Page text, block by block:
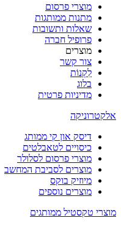
מוצרי פרסום
מתנות ממותגות
שאלות ותשובות
פרופיל חברה
מוצרים
צור קשר
לִקְנוֹת
בלוג
מדיניות פרטית
דיסק און קי ממותג
כיסויים לטאבלטים
מוצרי פרסום לסלולר
מוצרים לסביבת המחשב
מיוזיק בוקס
מוצרים נוספים
טקסטיל ממותגים